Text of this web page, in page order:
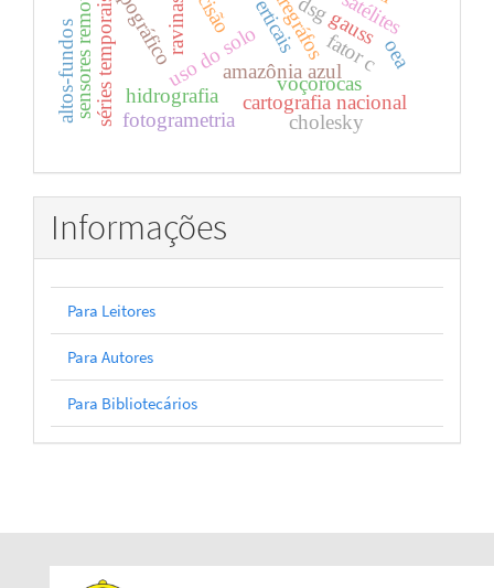
amazônia azul
voçorocas
ravinas
uso do solo
séries temporais
sensores remotos hidrografia
altos-fundos fotogrametria
cartografia nacional
dsg
fator c
gauss
cholesky
oea
Informações
Para Leitores
Para Autores
Para Bibliotecários